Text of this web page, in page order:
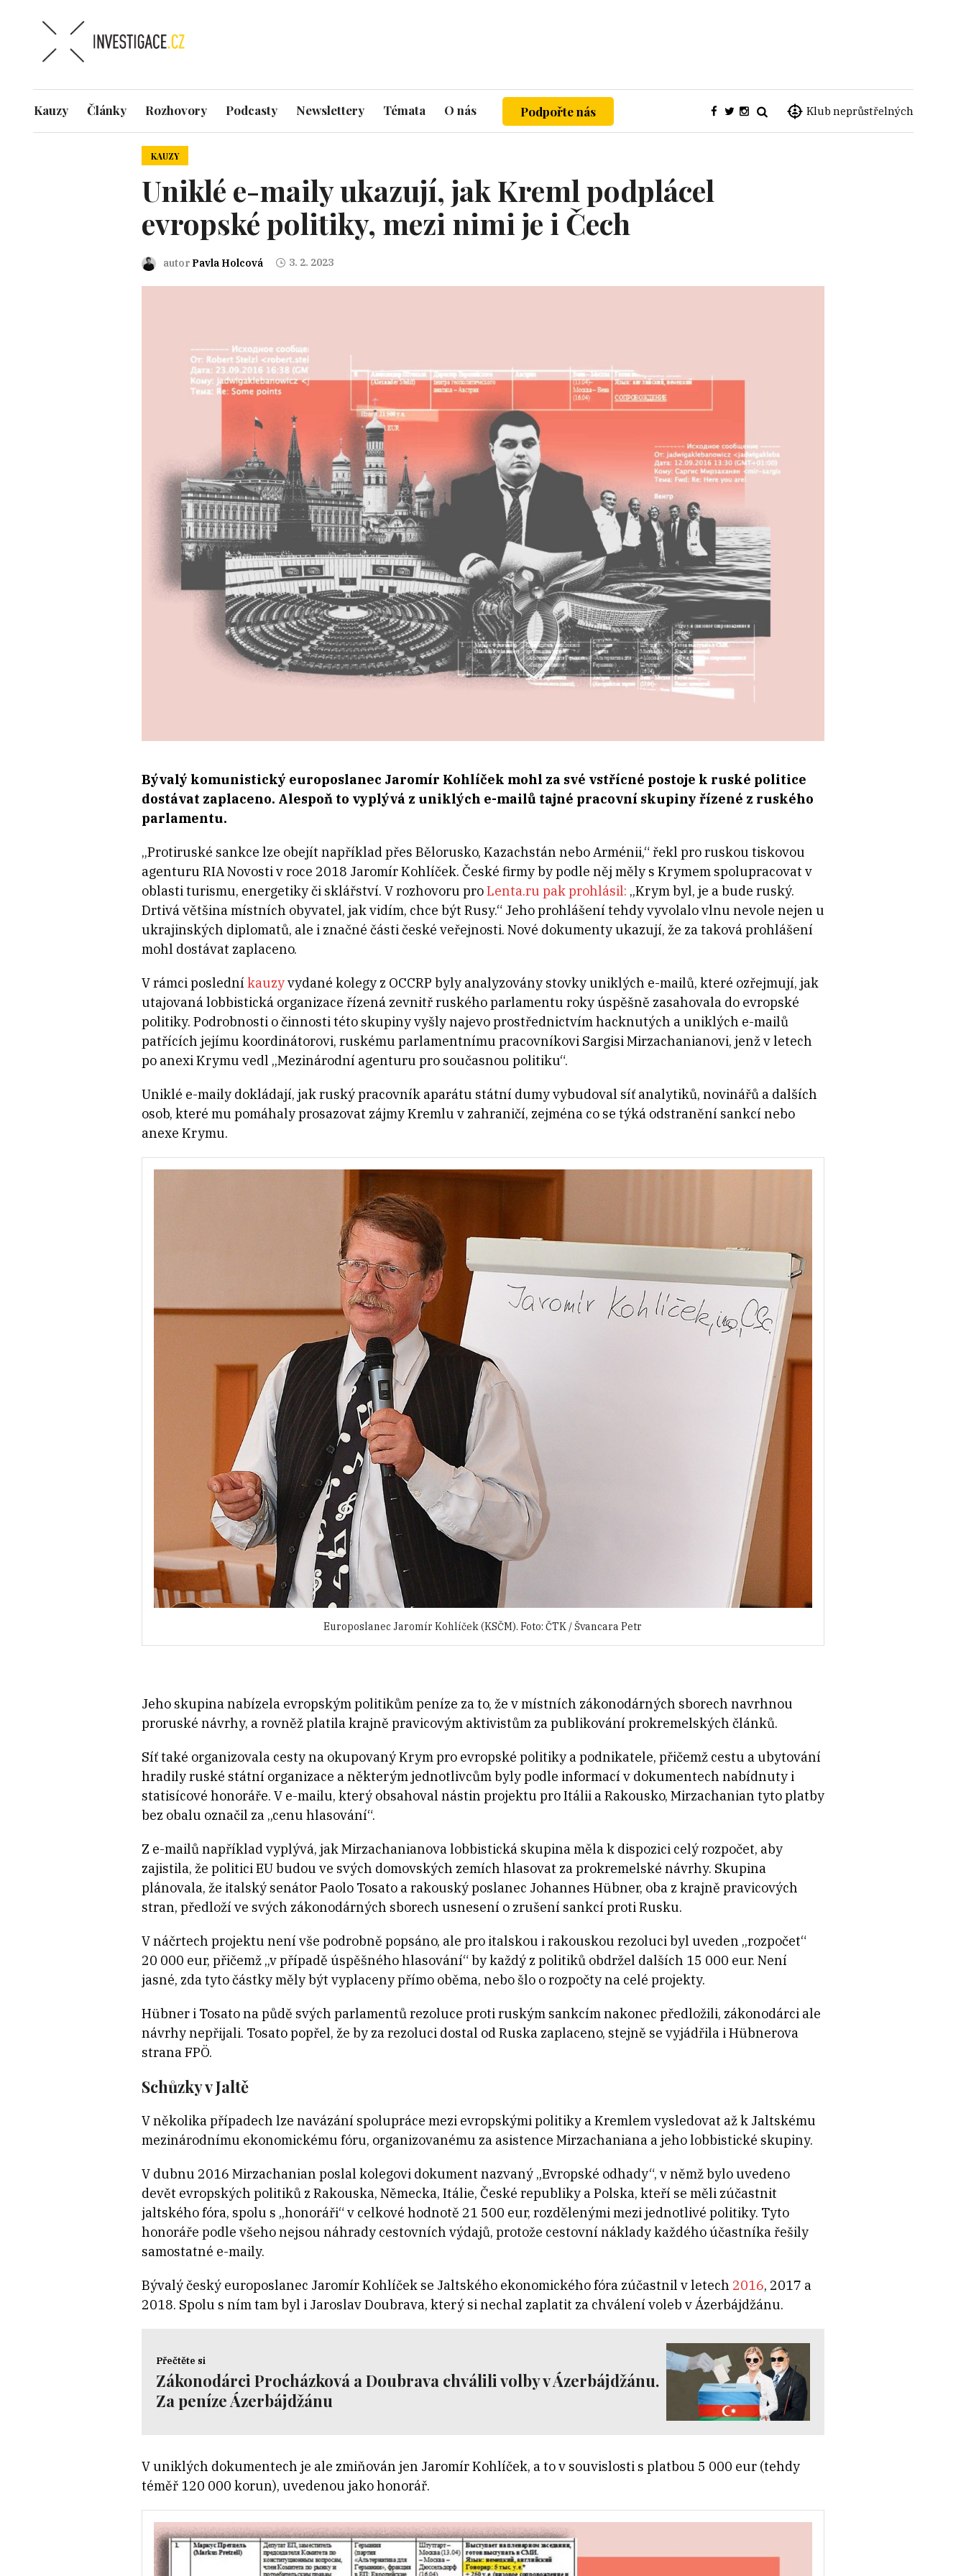
Klub neprůstřelných
Kauzy Články Rozhovory Podcasty Newslettery Témata O nás Podpořte nás
KAUZY
Uniklé e-maily ukazují, jak Kreml podplácel
evropské politiky, mezi nimi je i Čech
autor Pavla Holcová 3. 2. 2023
Bývalý komunistický europoslanec Jaromír Kohlíček mohl za své vstřícné postoje k ruské politice
dostávat zaplaceno. Alespoň to vyplývá z uniklých e-mailů tajné pracovní skupiny řízené z ruského
parlamentu.
„Protiruské sankce lze obejít například přes Bělorusko, Kazachstán nebo Arménii,“ řekl pro ruskou tiskovou
agenturu RIA Novosti v roce 2018 Jaromír Kohlíček. České firmy by podle něj měly s Krymem spolupracovat v
oblasti turismu, energetiky či sklářství. V rozhovoru proLenta.ru pak prohlásil: „Krym byl, je a bude ruský.
Drtivá většina místních obyvatel, jak vidím, chce být Rusy.“ Jeho prohlášení tehdy vyvolalo vlnu nevole nejen u
ukrajinských diplomatů, ale i značné části české veřejnosti. Nové dokumenty ukazují, že za taková prohlášení
mohl dostávat zaplaceno.
V rámci poslední kauzyvydané kolegy z OCCRP byly analyzovány stovky uniklých e-mailů, které ozřejmují, jak
utajovaná lobbistická organizace řízená zevnitř ruského parlamentu roky úspěšně zasahovala do evropské
politiky. Podrobnosti o činnosti této skupiny vyšly najevo prostřednictvím hacknutých a uniklých e-mailů
patřících jejímu koordinátorovi, ruskému parlamentnímu pracovníkovi Sargisi Mirzachanianovi, jenž v letech
po anexi Krymu vedl „Mezinárodní agenturu pro současnou politiku“.
Uniklé e-maily dokládají, jak ruský pracovník aparátu státní dumy vybudoval síť analytiků, novinářů a dalších
osob, které mu pomáhaly prosazovat zájmy Kremlu v zahraničí, zejména co se týká odstranění sankcí nebo
anexe Krymu.
Europoslanec Jaromír Kohlíček (KSČM). Foto: ČTK / Švancara Petr
Jeho skupina nabízela evropským politikům peníze za to, že v místních zákonodárných sborech navrhnou
proruské návrhy, a rovněž platila krajně pravicovým aktivistům za publikování prokremelských článků.
Síť také organizovala cesty na okupovaný Krym pro evropské politiky a podnikatele, přičemž cestu a ubytování
hradily ruské státní organizace a některým jednotlivcům byly podle informací v dokumentech nabídnuty i
statisícové honoráře. V e-mailu, který obsahoval nástin projektu pro Itálii a Rakousko, Mirzachanian tyto platby
bez obalu označil za „cenu hlasování“.
Z e-mailů například vyplývá, jak Mirzachanianova lobbistická skupina měla k dispozici celý rozpočet, aby
zajistila, že politici EU budou ve svých domovských zemích hlasovat za prokremelské návrhy. Skupina
plánovala, že italský senátor Paolo Tosato a rakouský poslanec Johannes Hübner, oba z krajně pravicových
stran, předloží ve svých zákonodárných sborech usnesení o zrušení sankcí proti Rusku.
V náčrtech projektu není vše podrobně popsáno, ale pro italskou i rakouskou rezoluci byl uveden „rozpočet“
20 000 eur, přičemž „v případě úspěšného hlasování“ by každý z politiků obdržel dalších 15 000 eur. Není
jasné, zda tyto částky měly být vyplaceny přímo oběma, nebo šlo o rozpočty na celé projekty.
Hübner i Tosato na půdě svých parlamentů rezoluce proti ruským sankcím nakonec předložili, zákonodárci ale
návrhy nepřijali. Tosato popřel, že by za rezoluci dostal od Ruska zaplaceno, stejně se vyjádřila i Hübnerova
strana FPÖ.
Schůzky v Jaltě
V několika případech lze navázání spolupráce mezi evropskými politiky a Kremlem vysledovat až k Jaltskému
mezinárodnímu ekonomickému fóru, organizovanému za asistence Mirzachaniana a jeho lobbistické skupiny.
V dubnu 2016 Mirzachanian poslal kolegovi dokument nazvaný „Evropské odhady“, v němž bylo uvedeno
devět evropských politiků z Rakouska, Německa, Itálie, České republiky a Polska, kteří se měli zúčastnit
jaltského fóra, spolu s „honoráři“ v celkové hodnotě 21 500 eur, rozdělenými mezi jednotlivé politiky. Tyto
honoráře podle všeho nejsou náhrady cestovních výdajů, protože cestovní náklady každého účastníka řešily
samostatné e-maily.
Bývalý český europoslanec Jaromír Kohlíček se Jaltského ekonomického fóra zúčastnil v letech 2016, 2017 a
2018. Spolu s ním tam byl i Jaroslav Doubrava, který si nechal zaplatit za chválení voleb v Ázerbájdžánu.
Přečtěte si
Zákonodárci Procházková a Doubrava chválili volby v Ázerbájdžánu.
Za peníze Ázerbájdžánu
V uniklých dokumentech je ale zmiňován jen Jaromír Kohlíček, a to v souvislosti s platbou 5 000 eur (tehdy
téměř 120 000 korun), uvedenou jako honorář.